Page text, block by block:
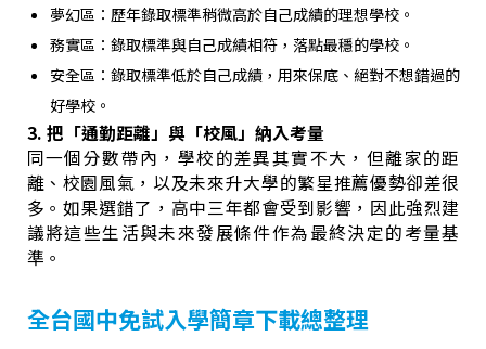
夢幻區：歷年錄取標準稍微高於自己成績的理想學校。
務實區：錄取標準與自己成績相符，落點最穩的學校。
安全區：錄取標準低於自己成績，用來保底、絕對不想錯過的
好學校。
3. 把「通勤距離」與「校風」納入考量
同一個分數帶內，學校的差異其實不大，但離家的距
離、校園風氣，以及未來升大學的繁星推薦優勢卻差很
多。如果選錯了，高中三年都會受到影響，因此強烈建
議將這些生活與未來發展條件作為最終決定的考量基
準。
全台國中免試入學簡章下載總整理